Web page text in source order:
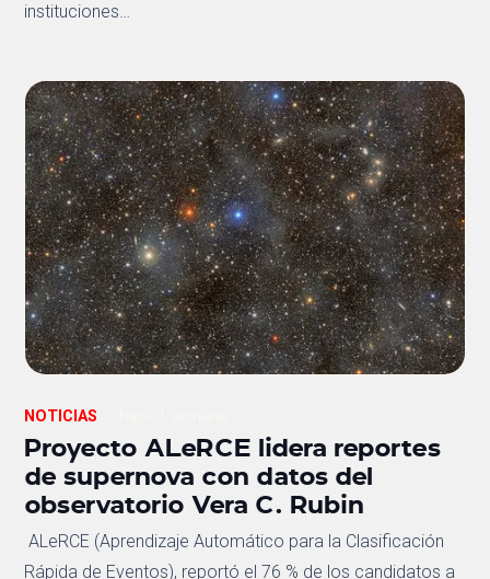
instituciones…
NOTICIAS
Proyecto ALeRCE lidera reportes
de supernova con datos del
observatorio Vera C. Rubin
ALeRCE (Aprendizaje Automático para la Clasificación
Rápida de Eventos), reportó el 76 % de los candidatos a